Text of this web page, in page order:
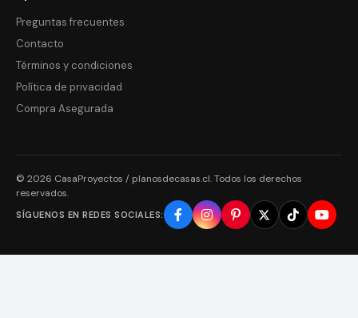
Preguntas frecuentes
Contacto
Términos y condiciones
Política de privacidad
Compra Asegurada
© 2026 CasaProyectos / planosdecasas.cl. Todos los derechos
reservados.
SÍGUENOS EN REDES SOCIALES: